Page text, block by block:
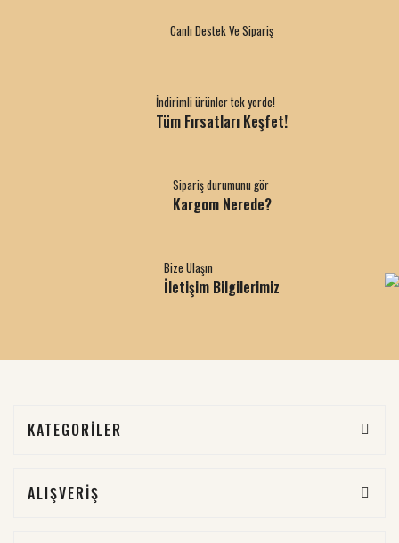
Canlı Destek Ve Sipariş
İndirimli ürünler tek yerde!
Tüm Fırsatları Keşfet!
Sipariş durumunu gör
Kargom Nerede?
Bize Ulaşın
İletişim Bilgilerimiz
KATEGORİLER
ALIŞVERİŞ